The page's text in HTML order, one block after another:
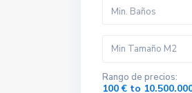
Min. Baños
Rango de precios:
100 € to